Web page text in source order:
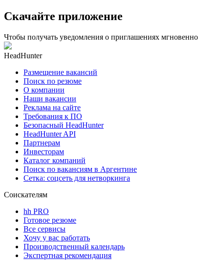
Скачайте приложение
Чтобы получать уведомления о приглашениях мгновенно
HeadHunter
Размещение вакансий
Поиск по резюме
О компании
Наши вакансии
Реклама на сайте
Требования к ПО
Безопасный HeadHunter
HeadHunter API
Партнерам
Инвесторам
Каталог компаний
Поиск по вакансиям в Аргентине
Сетка: соцсеть для нетворкинга
Соискателям
hh PRO
Готовое резюме
Все сервисы
Хочу у вас работать
Производственный календарь
Экспертная рекомендация